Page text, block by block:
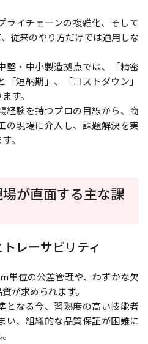
ライチェーンの複雑化、そして
従来のやり方だけでは通用しな
堅・中小製造拠点では、「精密
短納期」、「コストダウン」
す。
経験を持つプロの目線から、商
の現場に介入し、課題解決を実
。
が直面する主な課
レーサビリティ
単位の公差管理や、わずかな欠
が求められます。
となる今、習熟度の高い技能者
い、組織的な品質保証が困難に